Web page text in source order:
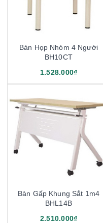
Bàn Họp Nhóm 4 Người
BH10CT
1.528.000₫
Bàn Gấp Khung Sắt 1m4
BHL14B
2.510.000₫